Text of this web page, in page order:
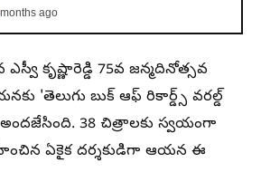
ago
కృష్ణారెడ్డి 75వ జన్మదినోత్సవ
'తెలుగు బుక్ ఆఫ్ రికార్డ్స్ వరల్డ్
అందజేసింది. 38 చిత్రాలకు స్వయంగా
ఏకైక దర్శకుడిగా ఆయన ఈ